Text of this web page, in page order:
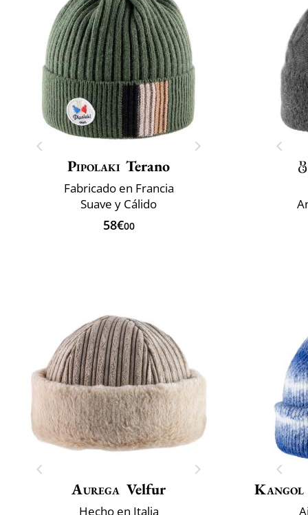
Pipolaki Terano
Fabricado en Francia
Suave y Cálido
58€00
Aurega Velfur
Hecho en Italia
Kangol